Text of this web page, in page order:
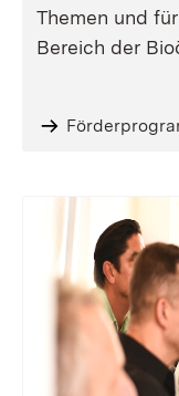
Themen und
Bereich der